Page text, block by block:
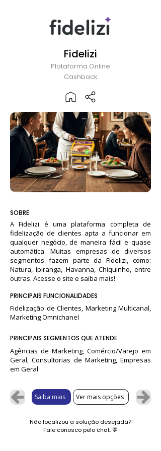
Fidelizi
Plataforma Online
Cashback
SOBRE
A Fidelizi é uma plataforma completa de
fidelização de clientes apta a funcionar em
qualquer negócio, de maneira fácil e quase
automática. Muitas empresas de diversos
segmentos fazem parte da Fidelizi, como:
Natura, Ipiranga, Havanna, Chiquinho, entre
outras. Acesse o site e saiba mais!
PRINCIPAIS FUNCIONALIDADES
Fidelização de Clientes, Marketing Multicanal,
Marketing Omnichanel
PRINCIPAIS SEGMENTOS QUE ATENDE
Agências de Marketing, Comércio/Varejo em
Geral, Consultorias de Marketing, Empresas
em Geral
Saiba mais Ver mais opções
Não localizou a solução desejada?
Fale conosco pelo chat.💬